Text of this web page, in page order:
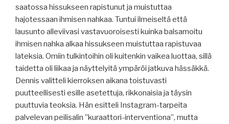
saatossa hissukseen rapistunut ja muistuttaa
hajotessaan ihmisen nahkaa. Tuntui ilmeiseltä että
lausunto alleviivasi vastavuoroisesti kuinka balsamoitu
ihmisen nahka alkaa hissukseen muistuttaa rapistuvaa
lateksia. Omiin tulkintoihin oli kuitenkin vaikea luottaa, sillä
taidetta oli liikaa ja näyttelyitä ympäröi jatkuva hässäkkä.
Dennis valitteli kierroksen aikana toistuvasti
puutteellisesti esille asetettuja, rikkonaisia ja täysin
puuttuvia teoksia. Hän esitteli Instagram-tarpeita
palvelevan peilisalin ”kuraattori-interventiona”, mutta